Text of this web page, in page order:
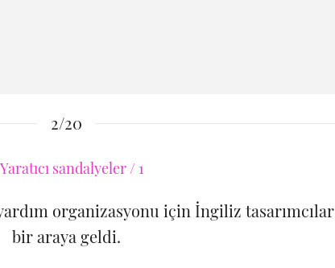
2/20
organizasyonu için İngiliz tasarımcılar
bir araya geldi.